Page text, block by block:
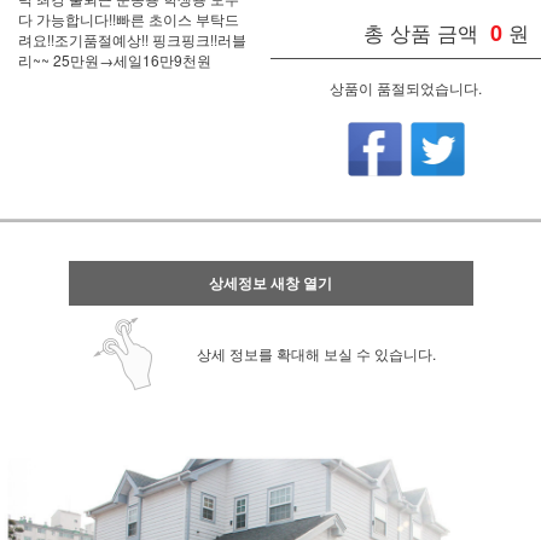
다 가능합니다!!빠른 초이스 부탁드
려요!!조기품절예상!! 핑크핑크!!러블
리~~ 25만원→세일16만9천원
총 상품 금액 0 원
상품이 품절되었습니다.
상세정보 새창 열기
상세 정보를 확대해 보실 수 있습니다.